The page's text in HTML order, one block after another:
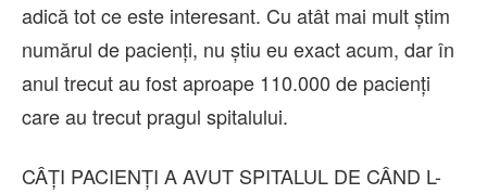
adică tot ce este interesant. Cu atât mai mult știm
numărul de pacienți, nu știu eu exact acum, dar în
anul trecut au fost aproape 110.000 de pacienți
care au trecut pragul spitalului.
CÂȚI PACIENȚI A AVUT SPITALUL DE CÂND L-